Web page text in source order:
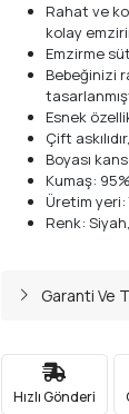
Rahat ve
kolay
Emzirme
Bebeğinizi
Esnek
Çift
Boyası
Kumaş:
Üretim
Renk:
Garanti Ve
Hızlı Gönderi